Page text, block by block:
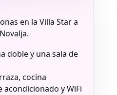
en la Villa Star a
doble y una sala de
cocina
y WiFi